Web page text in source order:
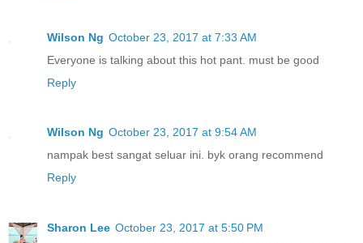
Wilson Ng October 23, 2017 at 7:33 AM
Everyone is talking about this hot pant. must be good
Reply
Wilson Ng October 23, 2017 at 9:54 AM
nampak best sangat seluar ini. byk orang recommend
Reply
Sharon Lee October 23, 2017 at 5:50 PM